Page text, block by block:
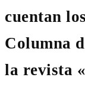
cuentan
Columna
la revista